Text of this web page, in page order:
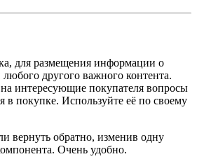
для размещения информации о
любого другого важного контента.
интересующие покупателя вопросы
в покупке. Используйте её по своему
вернуть обратно, изменив одну
Очень удобно.